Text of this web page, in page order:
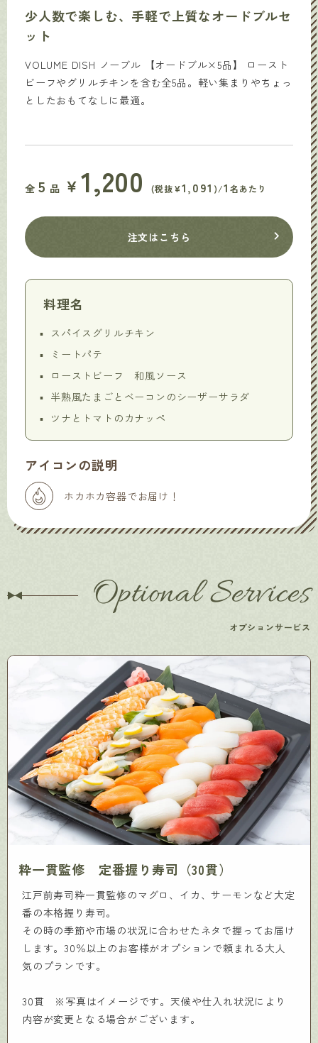
少人数で楽しむ、手軽で上質なオードブルセ
ット
VOLUME DISH ノーブル 【オードブル×5品】 ロースト
ビーフやグリルチキンを含む全5品。軽い集まりやちょっ
としたおもてなしに最適。
全 5 品 ￥ 1,200 (税抜¥1,091 )/1 名あたり
注文はこちら
料理名
スパイスグリルチキン
ミートパテ
ローストビーフ 和風ソース
半熟風たまごとベーコンのシーザーサラダ
ツナとトマトのカナッペ
アイコンの説明
ホカホカ容器でお届け！
Optional Services
オプションサービス
粋一貫監修 定番握り寿司（30貫）
江戸前寿司粋一貫監修のマグロ、イカ、サーモンなど大定
番の本格握り寿司。
その時の季節や市場の状況に合わせたネタで握ってお届け
します。30％以上のお客様がオプションで頼まれる大人
気のプランです。
30貫 ※写真はイメージです。天候や仕入れ状況により
内容が変更となる場合がございます。